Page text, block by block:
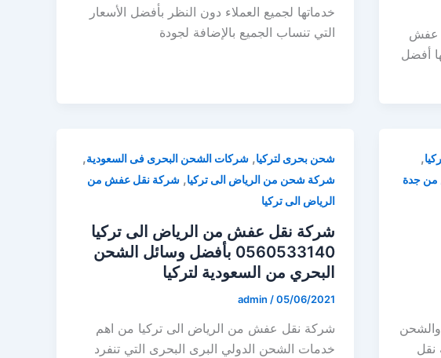
عفش
أفضل
خدماتها لجميع العملاء دون النظر بأفضل الأسعار
التي تنساب الجميع بالإضافة لجودة
,
جدة
نقل
شحن بحرى لتركيا,شركات الشحن البحرى فى السعودية,
شركة شحن من الرياض الى تركيا,شركة نقل عفش من
الرياض الى تركيا
شركة نقل عفش من الرياض الى تركيا
0560533140 بأفضل وسائل الشحن
البحري من السعودية لتركيا
admin /05/06/2021
شركة نقل عفش من الرياض الى تركيا من اهم
خدمات الشحن الدولي البرى البحرى التي تنفرد